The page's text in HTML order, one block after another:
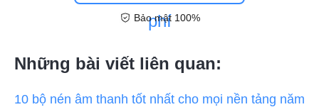
phí
Bảo mật 100%
Những bài viết liên quan:
10 bộ nén âm thanh tốt nhất cho mọi nền tảng năm